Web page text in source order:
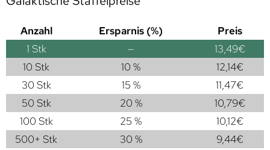
Anzahl Ersparnis (%)
Preis
1 Stk — 13,49€
10 Stk
10 % 12,14€
30 Stk
15 % 11,47€
50 Stk
20 % 10,79€
100 Stk
25 % 10,12€
500+ Stk
30 % 9,44€